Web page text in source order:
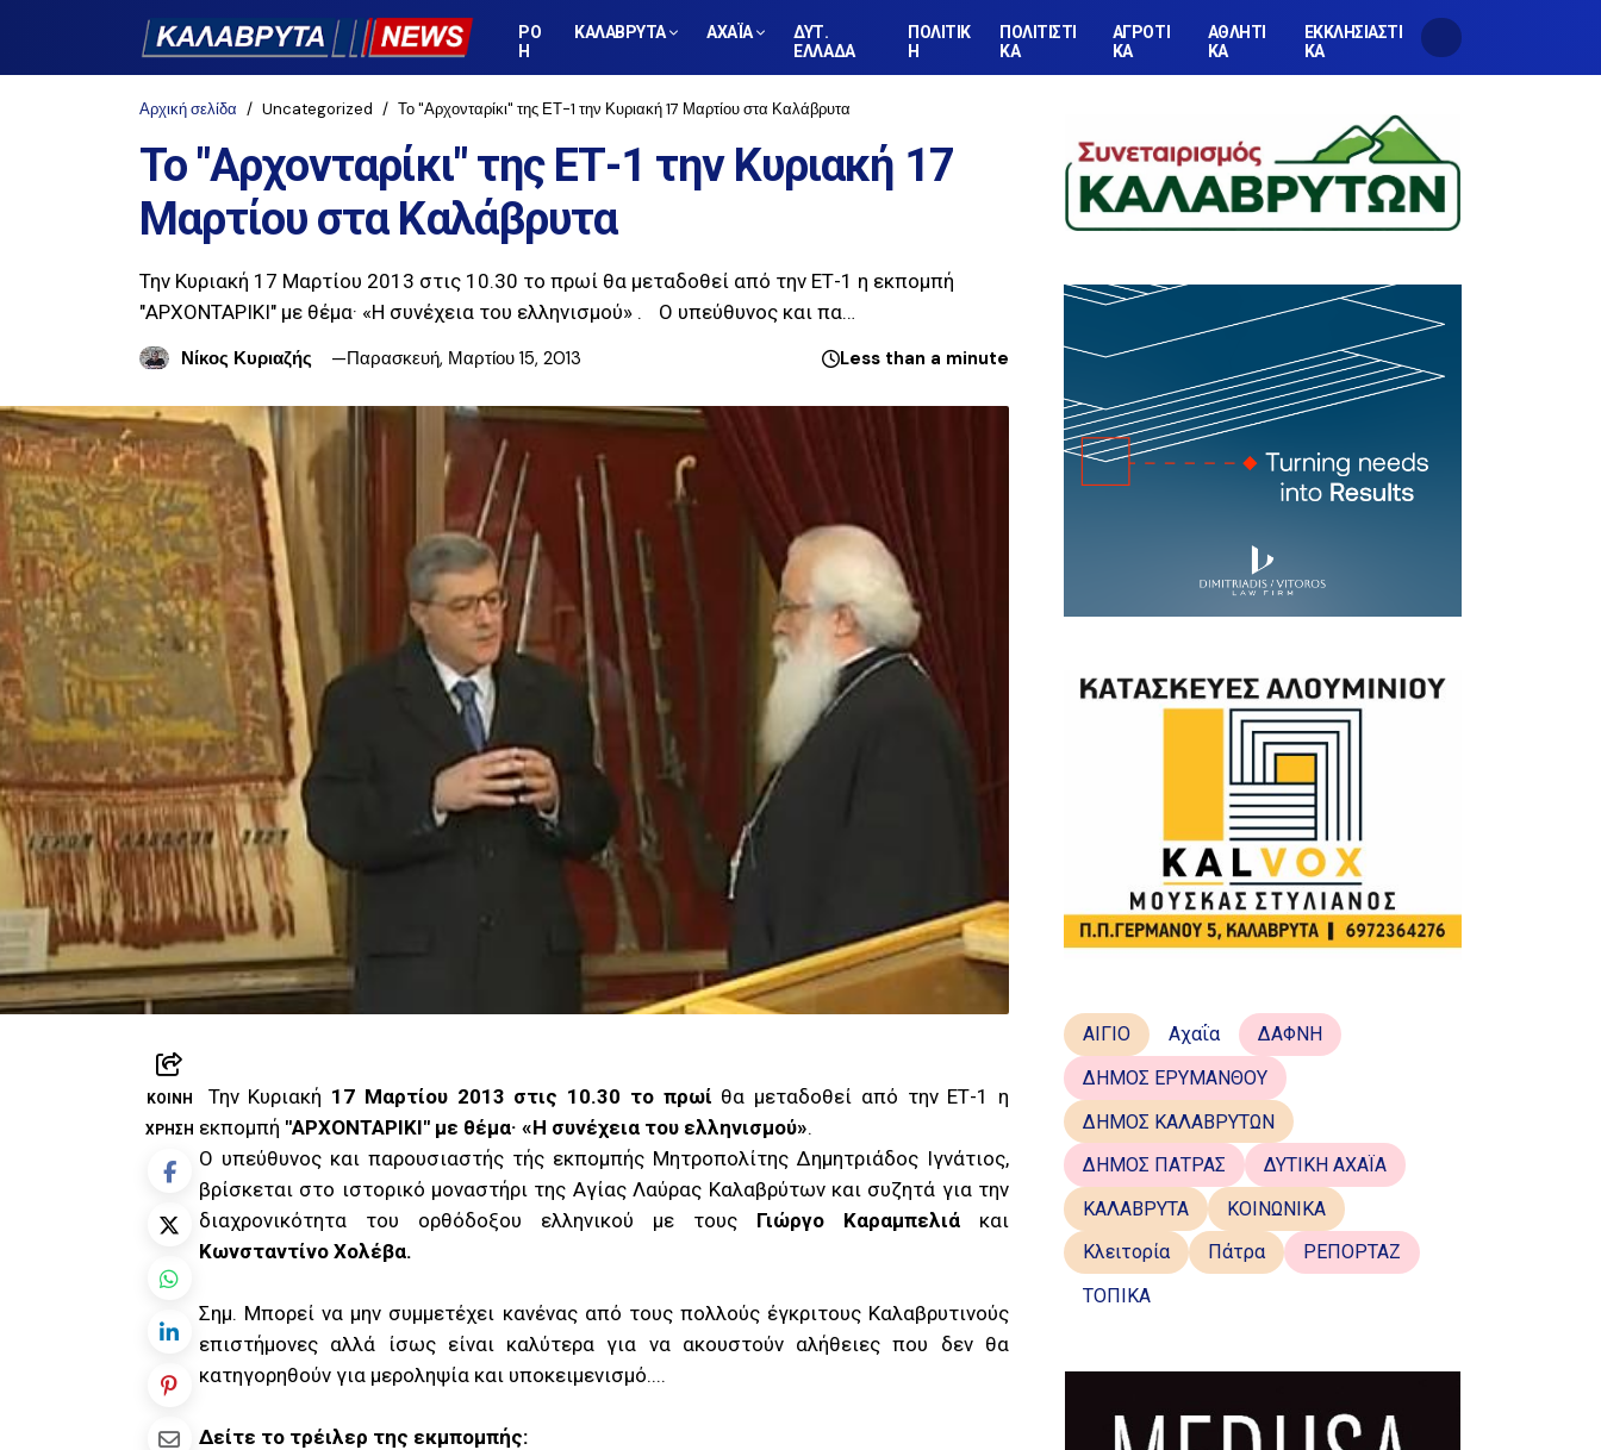
ΡΟ
Η
ΚΑΛΑΒΡΥΤΑ ΑΧΑΪΑ
ΔΥΤ.
ΕΛΛΑΔΑ
ΠΟΛΙΤΙΚ
Η
ΠΟΛΙΤΙΣΤΙ
ΚΑ
ΑΓΡΟΤΙ
ΚΑ
ΑΘΛΗΤΙ
ΚΑ
ΕΚΚΛΗΣΙΑΣΤΙ
ΚΑ
Αρχική σελίδα Uncategorized Το "Αρχονταρίκι" της ΕΤ-1 την Κυριακή 17 Μαρτίου στα Καλάβρυτα
Το "Αρχονταρίκι" της ΕΤ-1 την Κυριακή 17
Μαρτίου στα Καλάβρυτα
Την Κυριακή 17 Μαρτίου 2013 στις 10.30 το πρωί θα μεταδοθεί από την ΕΤ-1 η εκπομπή
"ΑΡΧΟΝΤΑΡΙΚΙ" με θέμα· «Η συνέχεια του ελληνισμού» . Ο υπεύθυνος και πα…
Νίκος Κυριαζής
Παρασκευή, Μαρτίου 15, 2013 Less than a minute
ΚΟΙΝΉ
ΧΡΉΣΗ
Την Κυριακή 17 Μαρτίου 2013 στις 10.30 το πρωί θα μεταδοθεί από την ΕΤ-1 η
εκπομπή "ΑΡΧΟΝΤΑΡΙΚΙ" με θέμα· «Η συνέχεια του ελληνισμού».
Ο υπεύθυνος και παρουσιαστής τής εκπομπής Μητροπολίτης Δημητριάδος Ιγνάτιος,
βρίσκεται στο ιστορικό μοναστήρι της Αγίας Λαύρας Καλαβρύτων και συζητά για την
διαχρονικότητα του ορθόδοξου ελληνικού με τους Γιώργο Καραμπελιά και
Κωνσταντίνο Χολέβα.
Σημ. Μπορεί να μην συμμετέχει κανένας από τους πολλούς έγκριτους Καλαβρυτινούς
επιστήμονες αλλά ίσως είναι καλύτερα για να ακουστούν αλήθειες που δεν θα
κατηγορηθούν για μεροληψία και υποκειμενισμό....
Δείτε το τρέιλερ της εκμπομπής:
ΑΙΓΙΟ Αχαΐα
ΔΑΦΝΗ
ΔΗΜΟΣ ΕΡΥΜΑΝΘΟΥ
ΔΗΜΟΣ ΚΑΛΑΒΡΥΤΩΝ
ΔΗΜΟΣ ΠΑΤΡΑΣ
ΔΥΤΙΚΗ ΑΧΑΪΑ
ΚΑΛΑΒΡΥΤΑ
ΚΟΙΝΩΝΙΚΑ
Κλειτορία
Πάτρα
ΡΕΠΟΡΤΑΖ
ΤΟΠΙΚΑ